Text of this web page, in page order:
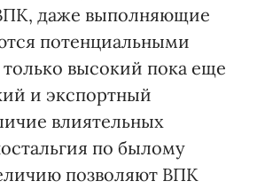
даже выполняющие
потенциальными
высокий пока еще
и экспортный
влиятельных
по былому
позволяют ВПК